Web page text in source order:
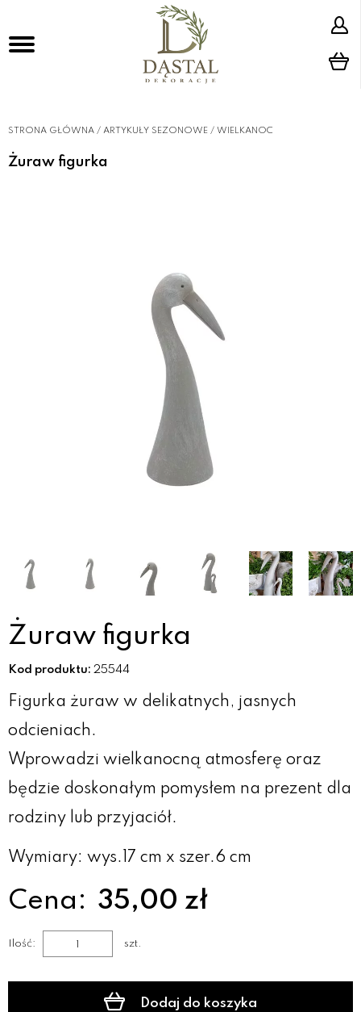
STRONA GŁÓWNA / ARTYKUŁY SEZONOWE / WIELKANOC
Żuraw figurka
Żuraw figurka
Kod produktu: 25544
Figurka żuraw w delikatnych, jasnych
odcieniach.
Wprowadzi wielkanocną atmosferę oraz
będzie doskonałym pomysłem na prezent dla
rodziny lub przyjaciół.
Wymiary: wys.17 cm x szer.6 cm
Cena: 35,00 zł
Ilość: szt.
Dodaj do koszyka